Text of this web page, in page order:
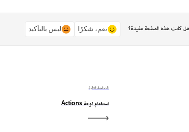
كانت هذه الصفحة مفيدة؟ نعم، شكرًا ليس بالتأكيد
الصفحة التالية
استخدام لوحة Actions